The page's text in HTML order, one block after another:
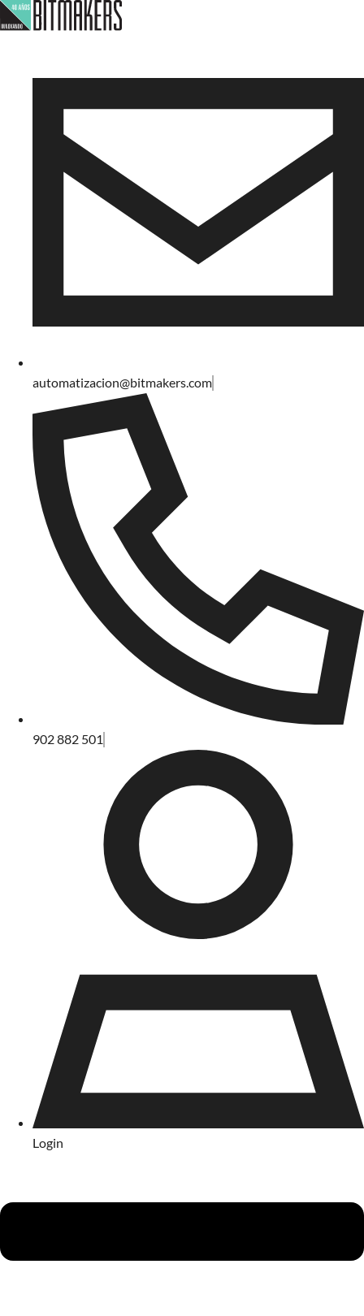
automatizacion@bitmakers.com
902 882 501
Login